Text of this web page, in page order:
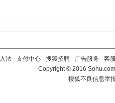
法 - 支付中心 - 搜狐招聘 - 广告服务 - 客
Copyright©2016
搜狐不良信息举